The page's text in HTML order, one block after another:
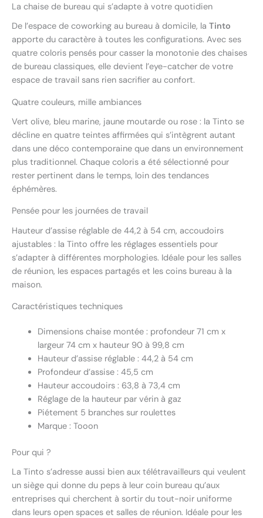
La chaise de bureau qui s’adapte à votre quotidien
De l’espace de coworking au bureau à domicile, la Tinto
apporte du caractère à toutes les configurations. Avec ses
quatre coloris pensés pour casser la monotonie des chaises
de bureau classiques, elle devient l’eye-catcher de votre
espace de travail sans rien sacrifier au confort.
Quatre couleurs, mille ambiances
Vert olive, bleu marine, jaune moutarde ou rose : la Tinto se
décline en quatre teintes affirmées qui s’intègrent autant
dans une déco contemporaine que dans un environnement
plus traditionnel. Chaque coloris a été sélectionné pour
rester pertinent dans le temps, loin des tendances
éphémères.
Pensée pour les journées de travail
Hauteur d’assise réglable de 44,2 à 54 cm, accoudoirs
ajustables : la Tinto offre les réglages essentiels pour
s’adapter à différentes morphologies. Idéale pour les salles
de réunion, les espaces partagés et les coins bureau à la
maison.
Caractéristiques techniques
Dimensions chaise montée : profondeur 71 cm x
largeur 74 cm x hauteur 90 à 99,8 cm
Hauteur d’assise réglable : 44,2 à 54 cm
Profondeur d’assise : 45,5 cm
Hauteur accoudoirs : 63,8 à 73,4 cm
Réglage de la hauteur par vérin à gaz
Piétement 5 branches sur roulettes
Marque : Tooon
Pour qui ?
La Tinto s’adresse aussi bien aux télétravailleurs qui veulent
un siège qui donne du peps à leur coin bureau qu’aux
entreprises qui cherchent à sortir du tout-noir uniforme
dans leurs open spaces et salles de réunion. Idéale pour les